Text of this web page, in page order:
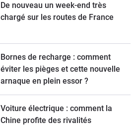
De nouveau un week-end très
chargé sur les routes de France
Bornes de recharge : comment
éviter les pièges et cette nouvelle
arnaque en plein essor ?
Voiture électrique : comment la
Chine profite des rivalités